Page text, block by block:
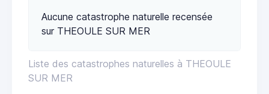
Liste des catastrophes naturelles à THEOULE
SUR MER
Aucune catastrophe naturelle recensée
sur THEOULE SUR MER